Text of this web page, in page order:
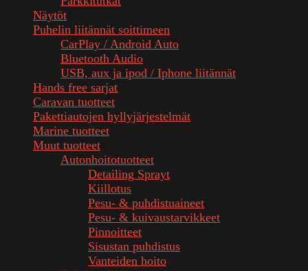
Näytöt
Puhelin liitännät soittimeen
CarPlay / Android Auto
Bluetooth Audio
USB, aux ja ipod / Iphone liitännät
Hands free sarjat
Caravan tuotteet
Pakettiautojen hyllyjärjestelmät
Marine tuotteet
Muut tuotteet
Autonhoitotuotteet
Detailing Sprayt
Kiillotus
Pesu- & puhdistuaineet
Pesu- & kuivaustarvikkeet
Pinnoitteet
Sisustan puhdistus
Vanteiden hoito